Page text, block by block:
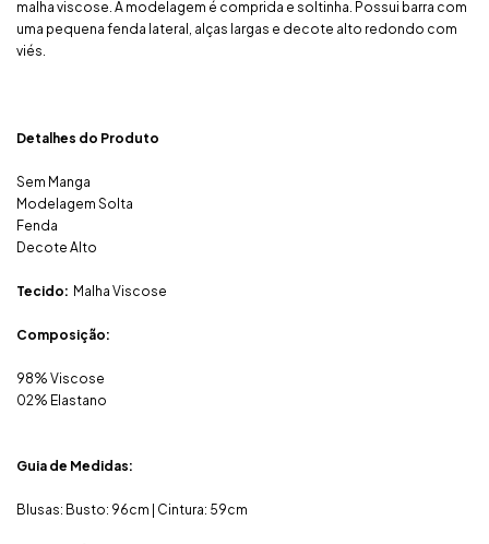
malha viscose. A modelagem é comprida e soltinha. Possui barra com
uma pequena fenda lateral, alças largas e decote alto redondo com
viés.
Detalhes do Produto
Sem Manga
Modelagem Solta
Fenda
Decote Alto
Tecido: Malha Viscose
Composição:
98% Viscose
02% Elastano
Guia de Medidas:
Blusas: Busto: 96cm | Cintura: 59cm